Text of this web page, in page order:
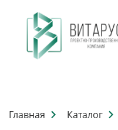
Главная
Каталог